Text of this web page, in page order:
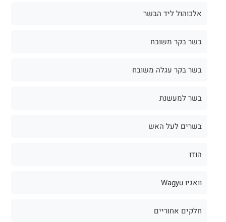
אלכוהול ליד הבשר
בשר בקר משובח
בשר בקר עגלה משובח
בשר למעשנת
בשרים לעל האש
הודו
וואגיו Wagyu
חלקים אחוריים